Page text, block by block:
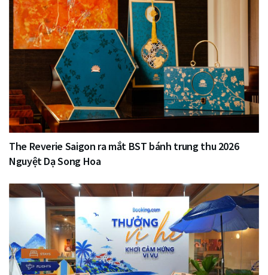
The Reverie Saigon ra mắt BST bánh trung thu 2026
Nguyệt Dạ Song Hoa